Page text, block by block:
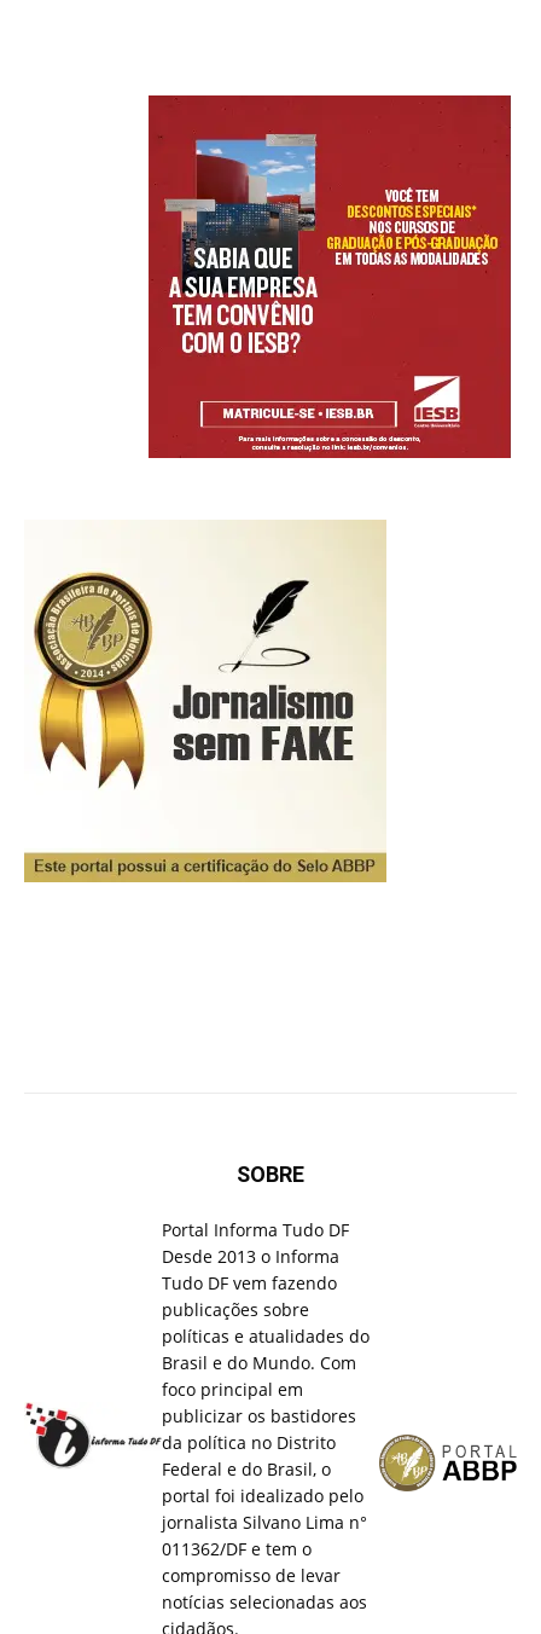
SOBRE
Portal Informa Tudo DF
Desde 2013 o Informa
Tudo DF vem fazendo
publicações sobre
políticas e atualidades do
Brasil e do Mundo. Com
foco principal em
publicizar os bastidores
da política no Distrito
Federal e do Brasil, o
portal foi idealizado pelo
jornalista Silvano Lima n°
011362/DF e tem o
compromisso de levar
notícias selecionadas aos
cidadãos.